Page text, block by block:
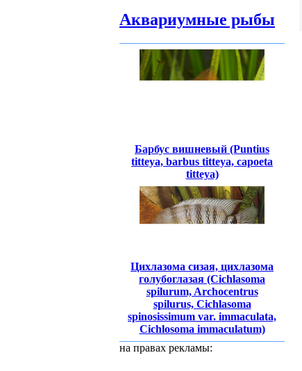
Аквариумные рыбы
Барбус вишневый (Puntius
titteya, barbus titteya, capoeta
titteya)
Цихлазома сизая, цихлазома
голубоглазая (Cichlasoma
spilurum, Archocentrus
spilurus, Cichlasoma
spinosissimum var. immaculata,
Cichlosoma immaculatum)
на правах рекламы: